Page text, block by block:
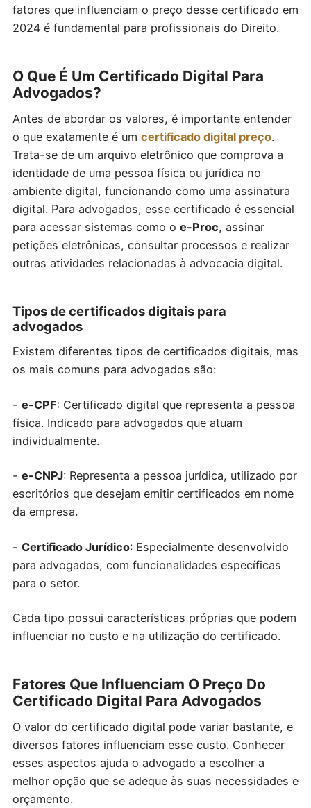
fatores que influenciam o preço desse certificado em
2024 é fundamental para profissionais do Direito.
O Que É Um Certificado Digital Para
Advogados?
Antes de abordar os valores, é importante entender
o que exatamente é um certificado digital preço.
Trata-se de um arquivo eletrônico que comprova a
identidade de uma pessoa física ou jurídica no
ambiente digital, funcionando como uma assinatura
digital. Para advogados, esse certificado é essencial
para acessar sistemas como o e-Proc, assinar
petições eletrônicas, consultar processos e realizar
outras atividades relacionadas à advocacia digital.
Tipos de certificados digitais para
advogados
Existem diferentes tipos de certificados digitais, mas
os mais comuns para advogados são:
- e-CPF: Certificado digital que representa a pessoa
física. Indicado para advogados que atuam
individualmente.
- e-CNPJ: Representa a pessoa jurídica, utilizado por
escritórios que desejam emitir certificados em nome
da empresa.
- Certificado Jurídico: Especialmente desenvolvido
para advogados, com funcionalidades específicas
para o setor.
Cada tipo possui características próprias que podem
influenciar no custo e na utilização do certificado.
Fatores Que Influenciam O Preço Do
Certificado Digital Para Advogados
O valor do certificado digital pode variar bastante, e
diversos fatores influenciam esse custo. Conhecer
esses aspectos ajuda o advogado a escolher a
melhor opção que se adeque às suas necessidades e
orçamento.